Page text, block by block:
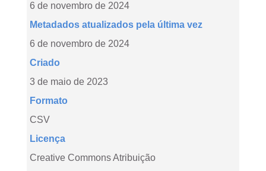
6 de novembro de 2024
Metadados atualizados pela última vez
6 de novembro de 2024
Criado
3 de maio de 2023
Formato
CSV
Licença
Creative Commons Atribuição